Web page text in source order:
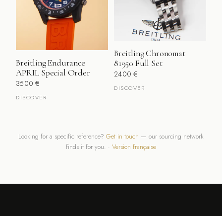
Breitling Endurance
APRIL Special Order
3500€
DISCOVER
Breitling Chronomat
81950 Full Set
2400€
DISCOVER
Looking for a specific reference? Get in touch — our sourcing network
finds it for you. · Version française